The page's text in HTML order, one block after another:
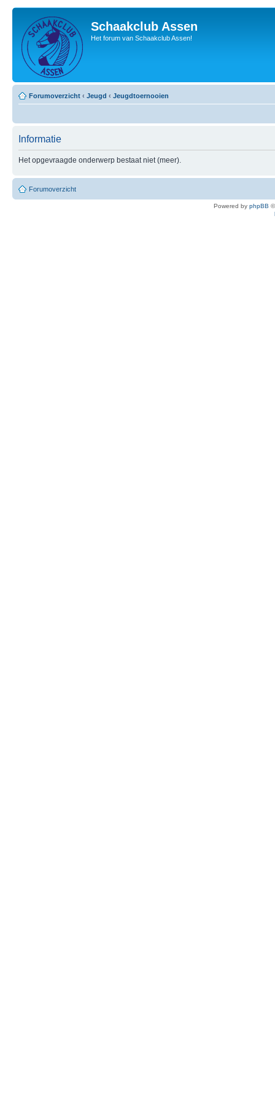
Schaakclub Assen
Het forum van Schaakclub Assen!
Forumoverzicht ‹ Jeugd ‹ Jeugdtoernooien
Informatie
Het opgevraagde onderwerp bestaat niet (meer).
Forumoverzicht
Powered by phpBB